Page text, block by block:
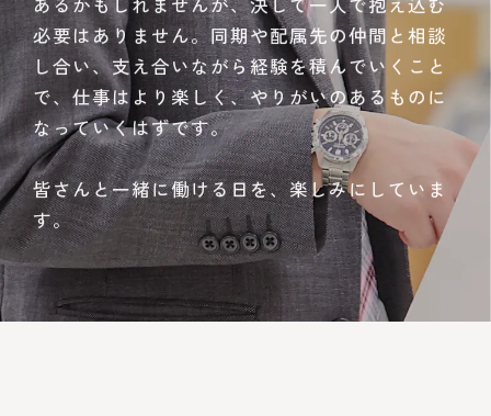
必要はありません。同期や配属先の仲間と相談
し合い、支え合いながら経験を積んでいくこと
で、仕事はより楽しく、やりがいのあるものに
なっていくはずです。
皆さんと一緒に働ける日を、楽しみにしていま
す。